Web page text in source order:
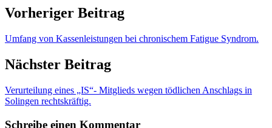
Vorheriger Beitrag
Umfang von Kassenleistungen bei chronischem Fatigue Syndrom.
Nächster Beitrag
Verurteilung eines „IS“- Mitglieds wegen tödlichen Anschlags in
Solingen rechtskräftig.
Schreibe einen Kommentar